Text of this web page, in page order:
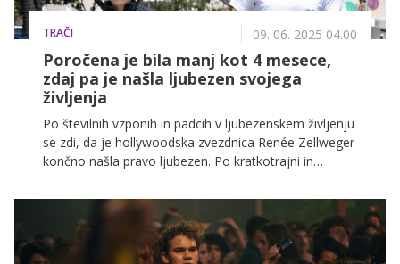
TRAČI 09. 06. 2025 04.00
Poročena je bila manj kot 4 mesece,
zdaj pa je našla ljubezen svojega
življenja
Po številnih vzponih in padcih v ljubezenskem življenju
se zdi, da je hollywoodska zvezdnica Renée Zellweger
končno našla pravo ljubezen. Po kratkotrajni in
Chesneyjem, ki se je končala že po nekaj mesecih, se
je igralka pred tremi leti znova zaljubila – tokrat v 11
let mlajšega britanskega televizijskega voditelja Anta
Ansteada.